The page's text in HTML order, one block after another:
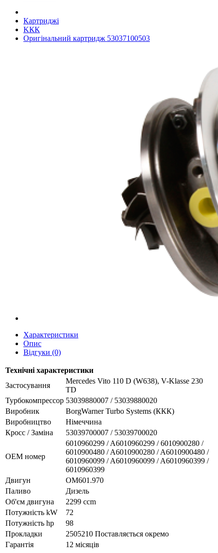
Картриджі
KКК
Оригінальний картридж 53037100503
Характеристики
Опис
Відгуки (0)
Технічні характеристики
Застосування
Mercedes Vito 110 D (W638), V-Klasse 230
TD
Турбокомпрессор 53039880007 / 53039880020
Виробник
BorgWarner Turbo Systems (ККК)
Виробництво
Німеччина
Кросс / Заміна
53039700007 / 53039700020
ОЕМ номер
6010960299 / A6010960299 / 6010900280 /
6010900480 / A6010900280 / A6010900480 /
6010960099 / A6010960099 / A6010960399 /
6010960399
Двигун
OM601.970
Паливо
Дизель
Об'єм двигуна
2299 ccm
Потужність kW
72
Потужність hp
98
Прокладки
2505210 Поставляється окремо
Гарантія
12 місяців